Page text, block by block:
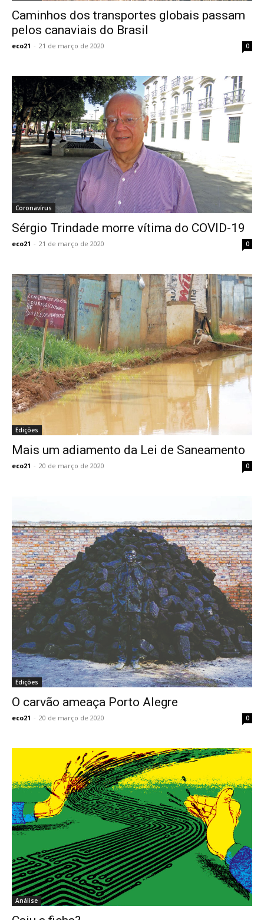
Caminhos dos transportes globais passam
pelos canaviais do Brasil
eco21 - 21 de março de 2020 0
Coronavírus
Sérgio Trindade morre vítima do COVID-19
eco21 - 21 de março de 2020 0
Edições
Mais um adiamento da Lei de Saneamento
eco21 - 20 de março de 2020 0
Edições
O carvão ameaça Porto Alegre
eco21 - 20 de março de 2020 0
Análise